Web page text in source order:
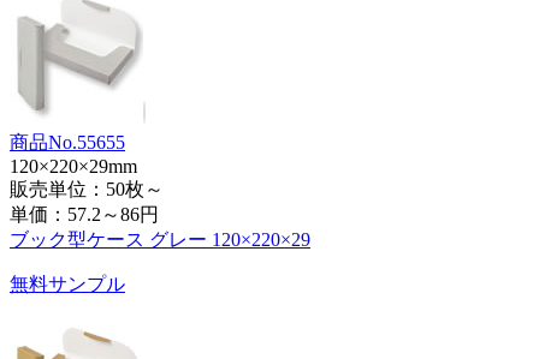
商品No.55655
120×220×29mm
販売単位：50枚～
単価： 57.2～86円
ブック型ケース グレー 120×220×29
無料サンプル